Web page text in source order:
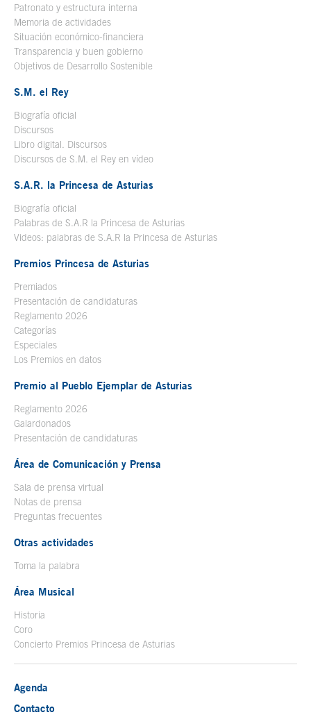
Patronato y estructura interna
Memoria de actividades
Situación económico-financiera
Transparencia y buen gobierno
Objetivos de Desarrollo Sostenible
S.M. el Rey
Biografía oficial
Discursos
Libro digital. Discursos
Discursos de S.M. el Rey en vídeo
S.A.R. la Princesa de Asturias
Biografía oficial
Palabras de S.A.R la Princesa de Asturias
Videos: palabras de S.A.R la Princesa de Asturias
Premios Princesa de Asturias
Premiados
Presentación de candidaturas
Reglamento 2026
Categorías
Especiales
Los Premios en datos
Premio al Pueblo Ejemplar de Asturias
Reglamento 2026
Galardonados
Presentación de candidaturas
Área de Comunicación y Prensa
Sala de prensa virtual
Notas de prensa
Preguntas frecuentes
Otras actividades
Toma la palabra
Área Musical
Historia
Coro
Concierto Premios Princesa de Asturias
Agenda
Contacto